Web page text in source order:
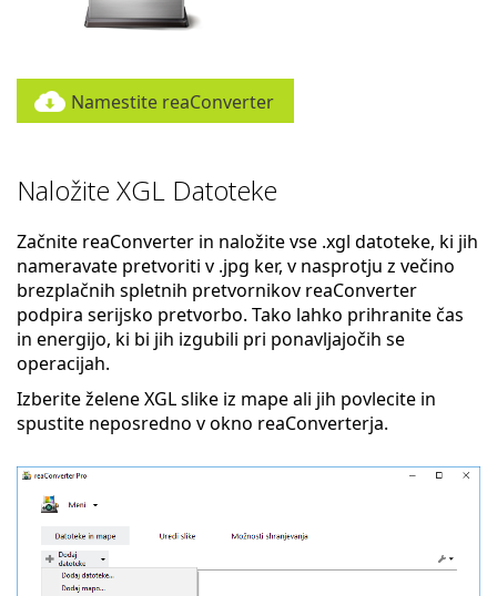
Namestite reaConverter
Naložite XGL Datoteke
Začnite reaConverter in naložite vse .xgl datoteke, ki jih
nameravate pretvoriti v .jpg ker, v nasprotju z večino
brezplačnih spletnih pretvornikov reaConverter
podpira serijsko pretvorbo. Tako lahko prihranite čas
in energijo, ki bi jih izgubili pri ponavljajočih se
operacijah.
Izberite želene XGL slike iz mape ali jih povlecite in
spustite neposredno v okno reaConverterja.